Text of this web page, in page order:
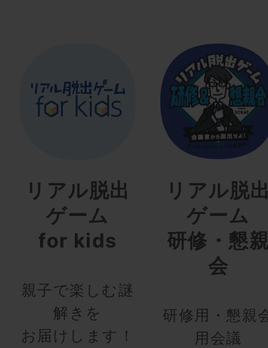
リアル脱出
ゲーム
for kids
親子で楽しむ謎
解きを
お届けします！
リアル脱
ゲーム
研修・懇
会
研修用・懇親
用会議